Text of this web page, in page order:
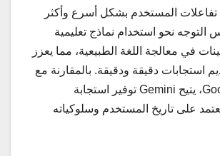
تفاعلات المستخدم بشكل أسرع وأكثر
التوجه نحو استخدام نماذج تعليمية
في معالجة اللغة الطبيعية، مما يعزز
استجابات دقيقة ودقيقة. بالمقارنة مع
Google Assistant، يتيح Gemini توفير استجابة
على تاريخ المستخدم وسلوكياته